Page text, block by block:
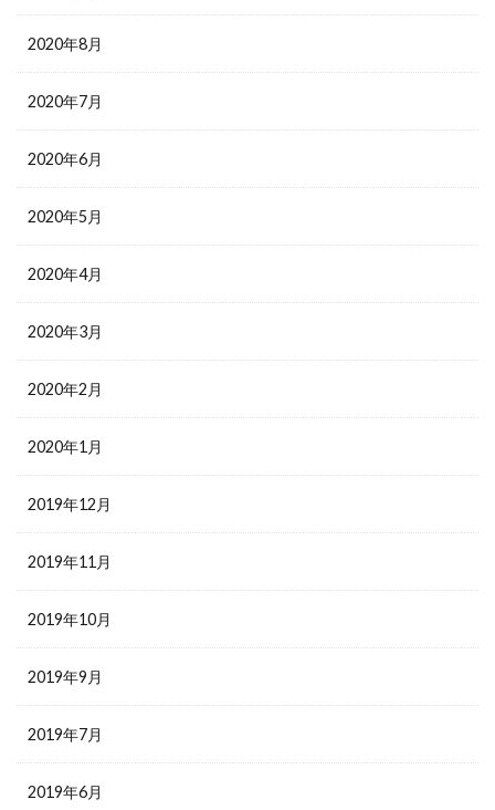
2020年8月
2020年7月
2020年6月
2020年5月
2020年4月
2020年3月
2020年2月
2020年1月
2019年12月
2019年11月
2019年10月
2019年9月
2019年7月
2019年6月